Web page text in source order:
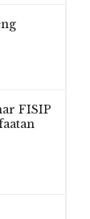
FISIP